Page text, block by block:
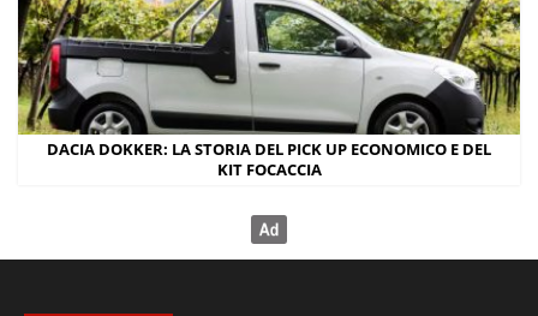
DACIA DOKKER: LA STORIA DEL PICK UP ECONOMICO E DEL
KIT FOCACCIA